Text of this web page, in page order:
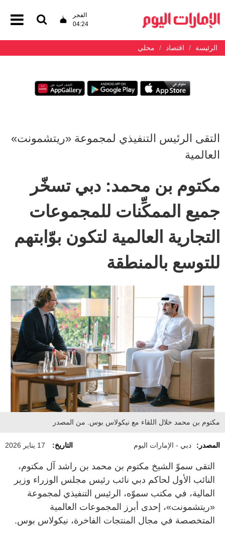
الفجر
04:24
الرئيسة اقتصاد محلي
التقى الرئيس التنفيذي لمجموعة «ريتشمونت»
العالمية
مكتوم بن محمد: دبي تسخّر
جميع الممكِّنات للمجموعات
التجارية العالمية لتكون بوّابتهم
للتوسع بالمنطقة
مكتوم بن محمد خلال اللقاء مع نيكولاس بوس. من المصدر
المصدر: دبي - الإمارات اليوم التاريخ: 17 يناير 2026
التقى سموّ الشيخ مكتوم بن محمد بن راشد آل مكتوم،
النائب الأول لحاكم دبي نائب رئيس مجلس الوزراء وزير
المالية، في مكتب سموّه، الرئيس التنفيذي لمجموعة
«ريتشمونت»، إحدى أبرز المجموعات العالمية
المتخصصة في مجال المنتجات الفاخرة، نيكولاس بوس.